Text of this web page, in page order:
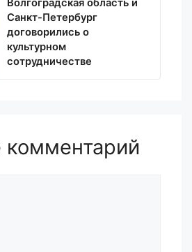
Волгоградская область и
Санкт-Петербург
договорились о
культурном
сотрудничестве
комментарий